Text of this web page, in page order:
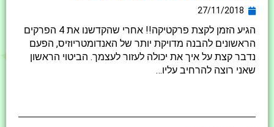
27/11/2018
הגיע הזמן לקצת פרקטיקה!! אחרי שהקדשנו את 4 הפרקים
הראשונים להבנה מדויקת יותר של האנדומטריוזיס, הפעם
נדבר קצת על איך את יכולה לעזור לעצמך. הביטוי הראשון
שאני רוצה להרחיב עליו…